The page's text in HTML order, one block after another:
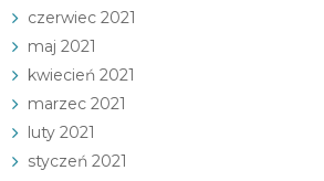
czerwiec 2021
maj 2021
kwiecień 2021
marzec 2021
luty 2021
styczeń 2021